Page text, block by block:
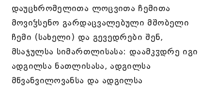
დაუცხრომელითა ლოცვითა ჩემითა
მოვიჴსენო გარდაცვალებული მშობელი
ჩემი (სახელი) და გევედრები შენ,
მსაჯულსა სიმართლისასა: დაამკჳდრე იგი
ადგილსა ნათლისასა, ადგილსა
მწვანვილოვანსა და ადგილსა